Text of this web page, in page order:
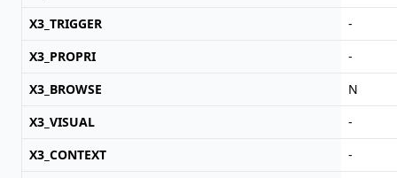
X3_TRIGGER
-
X3_PROPRI
-
X3_BROWSE
N
X3_VISUAL
-
X3_CONTEXT
-